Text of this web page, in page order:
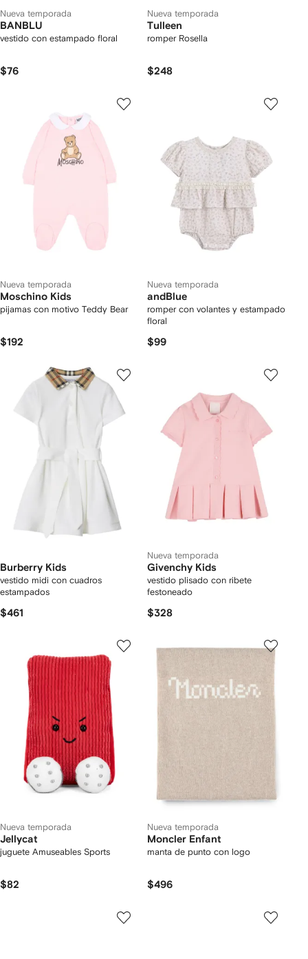
Nueva temporada
BANBLU
vestido con estampado floral
$76
Nueva temporada
Tulleen
romper Rosella
$248
Nueva temporada
Moschino Kids
pijamas con motivo Teddy Bear
$192
Nueva temporada
andBlue
romper con volantes y estampado
floral
$99
Burberry Kids
vestido midi con cuadros
estampados
$461
Nueva temporada
Givenchy Kids
vestido plisado con ribete
festoneado
$328
Nueva temporada
Jellycat
juguete Amuseables Sports
$82
Nueva temporada
Moncler Enfant
manta de punto con logo
$496